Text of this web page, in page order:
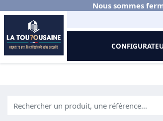
Nous sommes
Accueil Documentations Portails Aluminium